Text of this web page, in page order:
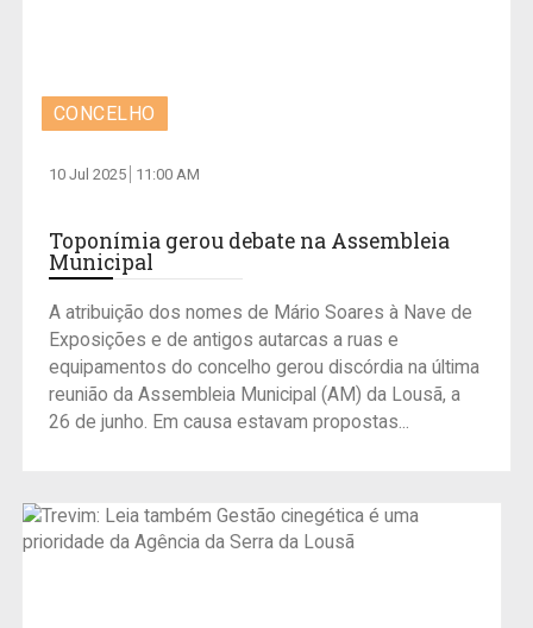
CONCELHO
10 Jul 2025 11:00 AM
Toponímia gerou debate na Assembleia
Municipal
A atribuição dos nomes de Mário Soares à Nave de
Exposições e de antigos autarcas a ruas e
equipamentos do concelho gerou discórdia na última
reunião da Assembleia Municipal (AM) da Lousã, a
26 de junho. Em causa estavam propostas...